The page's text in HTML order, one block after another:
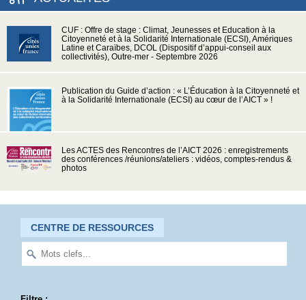
CUF : Offre de stage : Climat, Jeunesses et Education à la
Citoyenneté et à la Solidarité Internationale (ECSI), Amériques
Latine et Caraïbes, DCOL (Dispositif d’appui-conseil aux
collectivités), Outre-mer - Septembre 2026
Publication du Guide d’action : « L’Éducation à la Citoyenneté et
à la Solidarité Internationale (ECSI) au cœur de l’AICT » !
Les ACTES des Rencontres de l’AICT 2026 : enregistrements
des conférences /réunions/ateliers : vidéos, comptes-rendus &
photos
CENTRE DE RESSOURCES